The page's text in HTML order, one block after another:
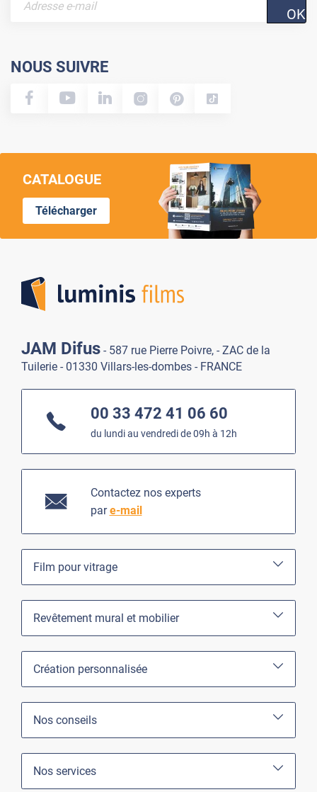
OK
NOUS SUIVRE
CATALOGUE
Télécharger
JAM Difus - 587 rue Pierre Poivre, - ZAC de la
Tuilerie - 01330 Villars-les-dombes - FRANCE
00 33 472 41 06 60
du lundi au vendredi de 09h à 12h
Contactez nos experts
pare-mail
Film pour vitrage
Revêtement mural et mobilier
Création personnalisée
Nos conseils
Nos services